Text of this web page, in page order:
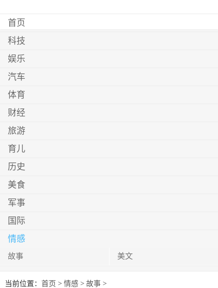
首页
科技
娱乐
汽车
体育
财经
旅游
育儿
历史
美食
军事
国际
情感
故事 美文
当前位置： 首页 > 情感 > 故事 >